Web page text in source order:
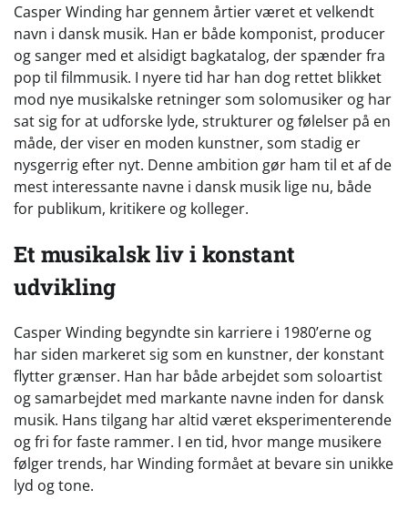
Casper Winding har gennem årtier været et velkendt
navn i dansk musik. Han er både komponist, producer
og sanger med et alsidigt bagkatalog, der spænder fra
pop til filmmusik. I nyere tid har han dog rettet blikket
mod nye musikalske retninger som solomusiker og har
sat sig for at udforske lyde, strukturer og følelser på en
måde, der viser en moden kunstner, som stadig er
nysgerrig efter nyt. Denne ambition gør ham til et af de
mest interessante navne i dansk musik lige nu, både
for publikum, kritikere og kolleger.
Et musikalsk liv i konstant
udvikling
Casper Winding begyndte sin karriere i 1980’erne og
har siden markeret sig som en kunstner, der konstant
flytter grænser. Han har både arbejdet som soloartist
og samarbejdet med markante navne inden for dansk
musik. Hans tilgang har altid været eksperimenterende
og fri for faste rammer. I en tid, hvor mange musikere
følger trends, har Winding formået at bevare sin unikke
lyd og tone.